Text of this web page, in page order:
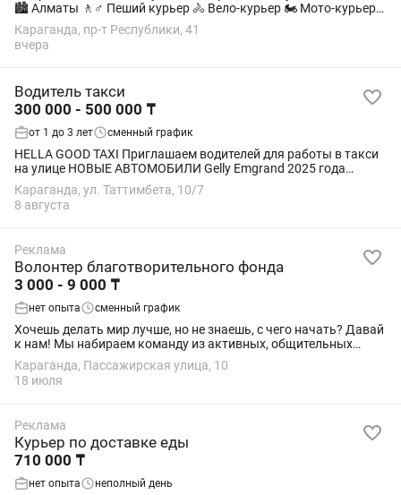
🏙 Алматы 🚶♂️ Пеший курьер 🚴 Вело-курьер 🏍 Мото-курьер
🚗 Авто-курьер 🏙 Астана 🚶♂️ Пеший курьер 🚴 Вело-курьер 🏍
Мото-курьер 🚗...
Караганда, пр-т Республики, 41
вчера
Водитель такси
300 000 - 500 000 ₸
от 1 до 3 лет сменный график
HELLA GOOD TAXI Приглашаем водителей для работы в такси
на улице НОВЫЕ АВТОМОБИЛИ Gelly Emgrand 2025 года
Chevrolet Cobalt 2023 на автомате Условия: Возможность
совмещать с основной работой График...
Караганда, ул. Таттимбета, 10/7
8 августа
Реклама
Волонтер благотворительного фонда
3 000 - 9 000 ₸
нет опыта сменный график
Хочешь делать мир лучше, но не знаешь, с чего начать? Давай
к нам! Мы набираем команду из активных, общительных
ребят🤗 Что нужно делать? -Информировать мимо
проходящих людей, проговаривая...
Караганда, Пассажирская улица, 10
18 июля
Реклама
Курьер по доставке еды
710 000 ₸
нет опыта неполный день